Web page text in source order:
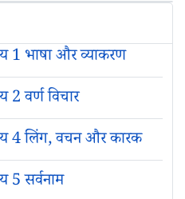
1 भाषा और व्याकरण
2 वर्ण विचार
4 लिंग, वचन और कारक
5 सर्वनाम